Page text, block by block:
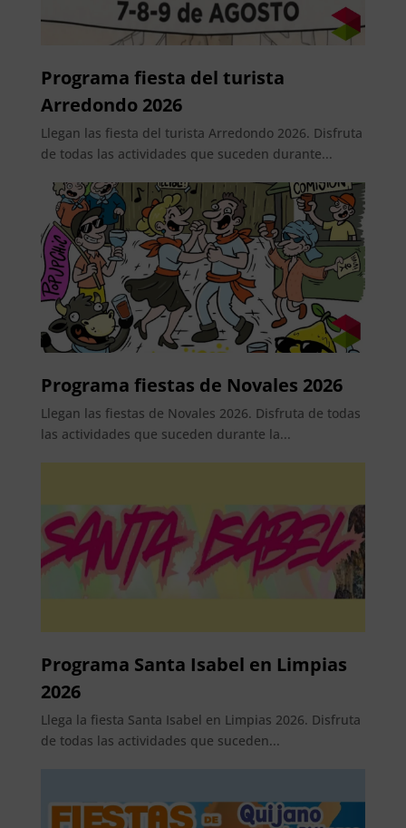
Programa fiesta del turista
Arredondo 2026
Llegan las fiesta del turista Arredondo 2026. Disfruta
de todas las actividades que suceden durante...
Programa fiestas de Novales 2026
Llegan las fiestas de Novales 2026. Disfruta de todas
las actividades que suceden durante la...
Programa Santa Isabel en Limpias
2026
Llega la fiesta Santa Isabel en Limpias 2026. Disfruta
de todas las actividades que suceden...